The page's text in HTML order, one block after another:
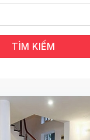
tại các khu vực
trường quốc tế,
sống chất lượng
được tư vấn &
TÌM KIẾM